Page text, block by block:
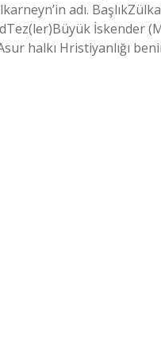
adı.
İskender
halkı Hristiyanlığı